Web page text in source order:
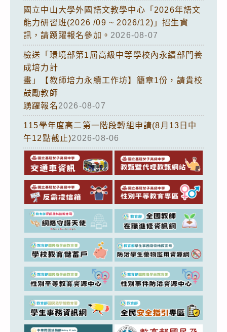
國立中山大學外國語文教學中心「2026年語文
能力研習班(2026 /09 ~ 2026/12)」招生資
訊，請踴躍報名參加。 2026-08-07
檢送「環境部第1屆高級中等學校內永續部門養
成培力計
畫」【教師培力永續工作坊】簡章1份，請貴校
鼓勵教師
踴躍報名2026-08-07
115學年度高二第一階段轉組申請(8月13日中
午12點截止)2026-08-06